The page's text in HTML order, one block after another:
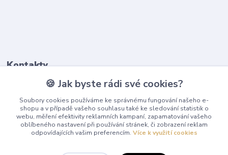
Kontakty
(Po-Pá, 9-17 hod.)
info@playcentrum.cz
🍪 Jak byste rádi své cookies?
Soubory cookies používáme ke správnému fungování našeho e-
shopu a v případě vašeho souhlasu také ke sledování statistik o
webu, měření efektivity reklamních kampaní, zapamatování vašeho
oblíbeného nastavení při používání stránek, či zobrazení reklam
odpovídajících vašim preferencím. Více k využití cookies